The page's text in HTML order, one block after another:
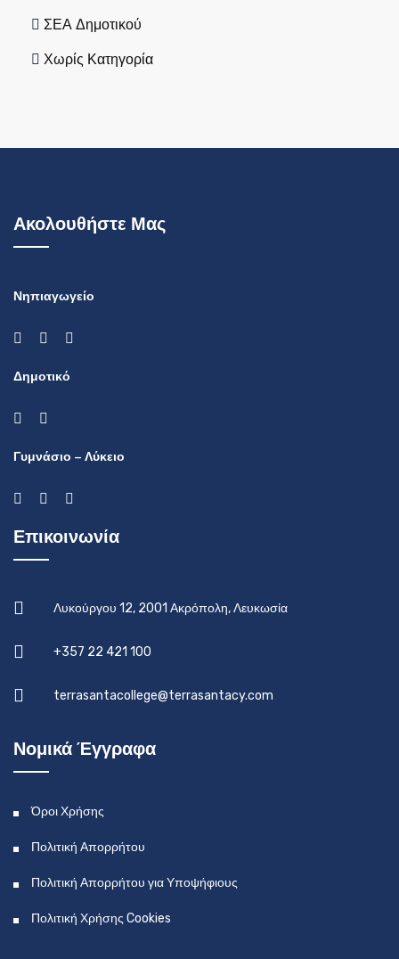
ΣΕΑ Δημοτικού
Χωρίς Κατηγορία
Ακολουθήστε Μας
Νηπιαγωγείο
Δημοτικό
Γυμνάσιο – Λύκειο
Επικοινωνία
Λυκούργου 12, 2001 Ακρόπολη, Λευκωσία
+357 22 421 100
terrasantacollege@terrasantacy.com
Νομικά Έγγραφα
Όροι Χρήσης
Πολιτική Απορρήτου
Πολιτική Απορρήτου για Υποψήφιους
Πολιτική Χρήσης Cookies